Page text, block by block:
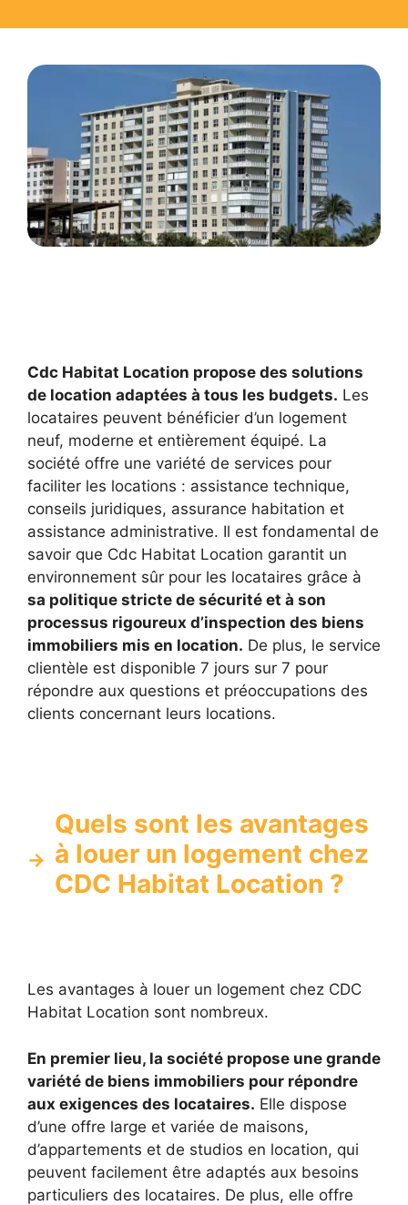
Cdc Habitat Location propose des solutions
de location adaptées à tous les budgets. Les
locataires peuvent bénéficier d’un logement
neuf, moderne et entièrement équipé. La
société offre une variété de services pour
faciliter les locations : assistance technique,
conseils juridiques, assurance habitation et
assistance administrative. Il est fondamental de
savoir que Cdc Habitat Location garantit un
environnement sûr pour les locataires grâce à
sa politique stricte de sécurité et à son
processus rigoureux d’inspection des biens
immobiliers mis en location. De plus, le service
clientèle est disponible 7 jours sur 7 pour
répondre aux questions et préoccupations des
clients concernant leurs locations.
Quels sont les avantages
à louer un logement chez
CDC Habitat Location ?
Les avantages à louer un logement chez CDC
Habitat Location sont nombreux.
En premier lieu, la société propose une grande
variété de biens immobiliers pour répondre
aux exigences des locataires. Elle dispose
d’une offre large et variée de maisons,
d’appartements et de studios en location, qui
peuvent facilement être adaptés aux besoins
particuliers des locataires. De plus, elle offre